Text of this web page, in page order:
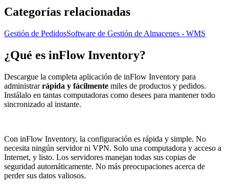
Categorías relacionadas
Gestión de PedidosSoftware de Gestión de Almacenes - WMS
¿Qué es inFlow Inventory?
Descargue la completa aplicación de inFlow Inventory para
administrarrápida y fácilmente miles de productos y pedidos.
Instálalo en tantas computadoras como desees para mantener todo
sincronizado al instante.
Con inFlow Inventory, la configuración es rápida y simple. No
necesita ningún servidor ni VPN. Solo una computadora y acceso a
Internet, y listo. Los servidores manejan todas sus copias de
seguridad automáticamente. No más preocupaciones acerca de
perder sus datos valiosos.